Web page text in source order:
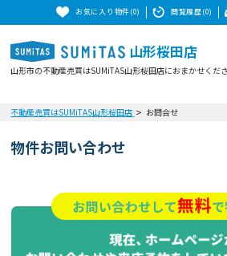
お気に入り物件(0) 閲覧履歴(0)
山形桜田店
山形市の不動産売買はSUMiTAS山形桜田店におまかせくだ
不動産売買はSUMiTAS山形桜田店 お問合せ
物件お問い合わせ